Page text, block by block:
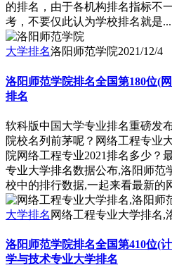
的排名，由于各机构排名指标不
考，不要仅此认为学校排名就是...
大学排名洛阳师范学院2021/12/4
洛阳师范学院排名全国第180位(
排名
软科版中国大学专业排名重磅发
院校名列前茅呢？网络工程专业
院网络工程专业2021排名多少？
专业大学排名数据公布,洛阳师范
校中的排行数据,一起来看最新的
大学排名 网络工程专业大学排名,
洛阳师范学院排名全国第410位(
学与技术专业大学排名